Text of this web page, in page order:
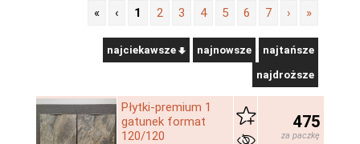
« ‹ 1 2 3 4 5 6 7 › »
najciekawsze najnowsze najtańsze
najdroższe
Płytki-premium 1
gatunek format
120/120
475
za paczkę